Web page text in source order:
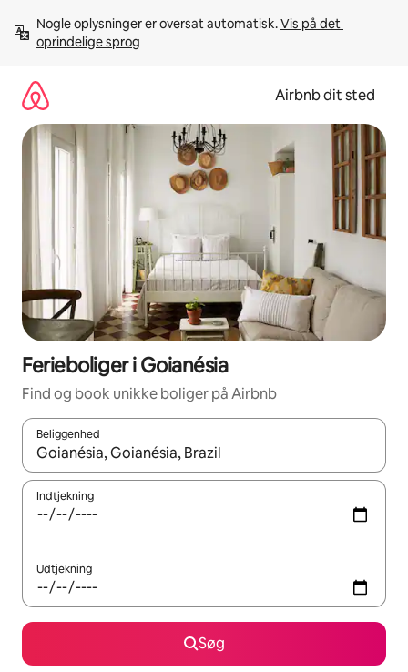
videre
Nogle oplysninger er oversat automatisk. Vis på det
oprindelige sprog
Airbnb dit sted
Ferieboliger i Goianésia
Find og book unikke boliger på Airbnb
Beliggenhed
Når resultaterne er tilgængelige, skal du navigere med
Indtjekning
Udtjekning
Søg